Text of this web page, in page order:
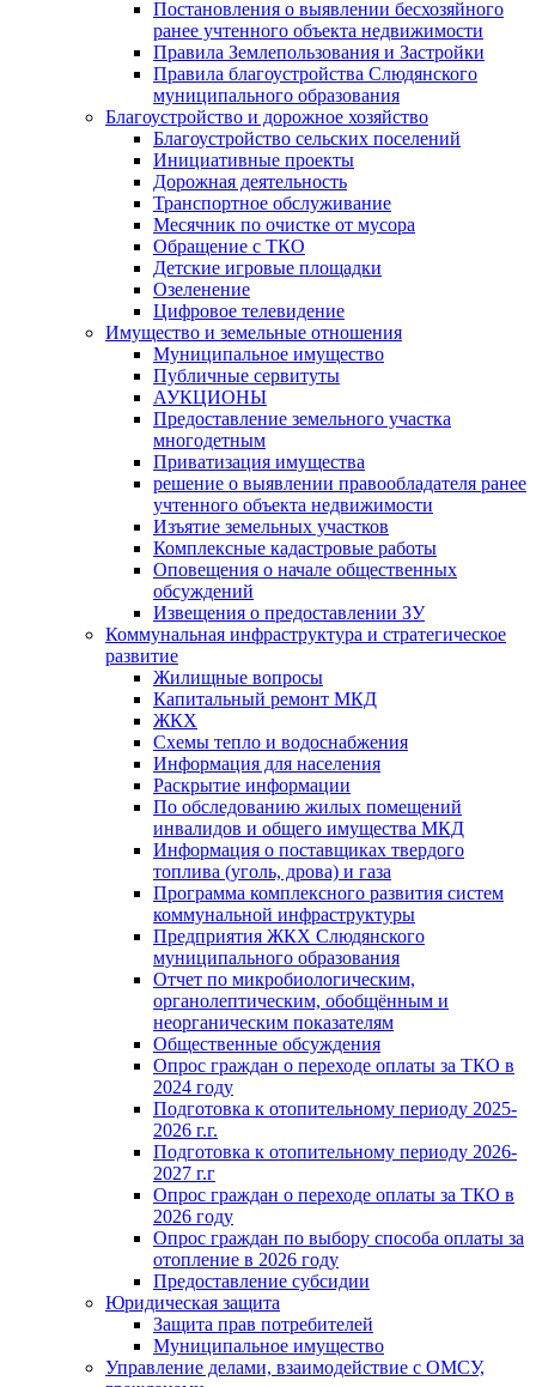
Постановления о выявлении бесхозяйного
ранее учтенного объекта недвижимости
Правила Землепользования и Застройки
Правила благоустройства Слюдянского
муниципального образования
Благоустройство и дорожное хозяйство
Благоустройство сельских поселений
Инициативные проекты
Дорожная деятельность
Транспортное обслуживание
Месячник по очистке от мусора
Обращение с ТКО
Детские игровые площадки
Озеленение
Цифровое телевидение
Имущество и земельные отношения
Муниципальное имущество
Публичные сервитуты
АУКЦИОНЫ
Предоставление земельного участка
многодетным
Приватизация имущества
решение о выявлении правообладателя ранее
учтенного объекта недвижимости
Изъятие земельных участков
Комплексные кадастровые работы
Оповещения о начале общественных
обсуждений
Извещения о предоставлении ЗУ
Коммунальная инфраструктура и стратегическое
развитие
Жилищные вопросы
Капитальный ремонт МКД
ЖКХ
Схемы тепло и водоснабжения
Информация для населения
Раскрытие информации
По обследованию жилых помещений
инвалидов и общего имущества МКД
Информация о поставщиках твердого
топлива (уголь, дрова) и газа
Программа комплексного развития систем
коммунальной инфраструктуры
Предприятия ЖКХ Слюдянского
муниципального образования
Отчет по микробиологическим,
органолептическим, обобщённым и
неорганическим показателям
Общественные обсуждения
Опрос граждан о переходе оплаты за ТКО в
2024 году
Подготовка к отопительному периоду 2025-
2026 г.г.
Подготовка к отопительному периоду 2026-
2027 г.г
Опрос граждан о переходе оплаты за ТКО в
2026 году
Опрос граждан по выбору способа оплаты за
отопление в 2026 году
Предоставление субсидии
Юридическая защита
Защита прав потребителей
Муниципальное имущество
Управление делами, взаимодействие с ОМСУ,